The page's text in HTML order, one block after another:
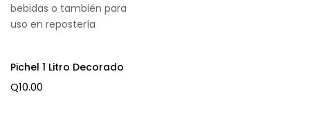
bebidas o también para
uso en repostería
Pichel 1 Litro Decorado
Q10.00